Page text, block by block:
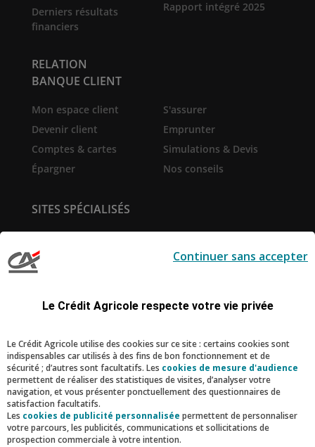
Derniers résultats
financiers
Rapport intégré 2025
RELATION
BANQUE CLIENT
Mon espace client
Devenir client
Comptes & cartes
Épargner
S'assurer
Emprunter
Simulations & Devis
Nos conseils
SITES SPÉCIALISÉS
Pro-Expert Immo
Création d'entreprise
télésurveillance
Facebook
Instagram
Linkedin
Youtube
Nous contacter
Le Crédit Agricole respecte votre vie privée
Le Crédit Agricole utilise des cookies sur ce site : certains cookies sont
indispensables car utilisés à des fins de bon fonctionnement et de
sécurité ; d’autres sont facultatifs. Les cookies de mesure d'audience
permettent de réaliser des statistiques de visites, d’analyser votre
navigation, et vous présenter ponctuellement des questionnaires de
satisfaction facultatifs.
Les cookies de publicité personnalisée permettent de personnaliser
votre parcours, les publicités, communications et sollicitations de
prospection commerciale à votre intention.
Continuer sans accepter